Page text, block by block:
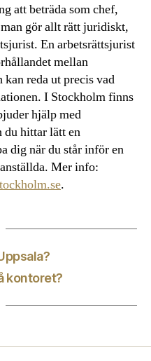
att beträda som chef,
gör allt rätt juridiskt,
En arbetsrättsjurist
mellan
kan reda ut precis vad
I Stockholm finns
hjälp med
du hittar lätt en
dig när du står inför en
Mer info:
.
kontoret?